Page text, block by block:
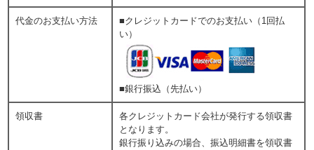
代金のお支払い方法
■クレジットカードでのお支払い（1回払
い）
■銀行振込（先払い）
領収書
各クレジットカード会社が発行する領収書
となります。
銀行振り込みの場合、振込明細書を領収書